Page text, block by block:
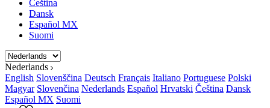
Čeština
Dansk
Español MX
Suomi
Nederlands
English Slovenščina Deutsch Français Italiano Portuguese Polski
Magyar Slovenčina Nederlands Español Hrvatski Čeština Dansk
Español MX Suomi